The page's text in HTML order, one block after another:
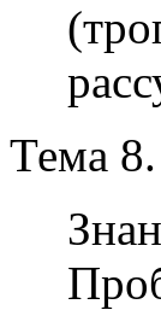
Тема 8.